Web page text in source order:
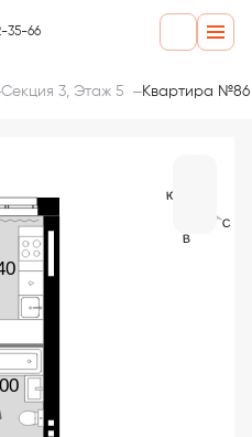
35-66
Секция 3, Этаж 5 Квартира №86